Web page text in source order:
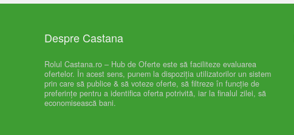
Despre Castana
Rolul Castana.ro – Hub de Oferte este să faciliteze evaluarea
ofertelor. În acest sens, punem la dispoziția utilizatorilor un sistem
prin care să publice & să voteze oferte, să filtreze în funcție de
preferințe pentru a identifica oferta potrivită, iar la finalul zilei, să
economisească bani.